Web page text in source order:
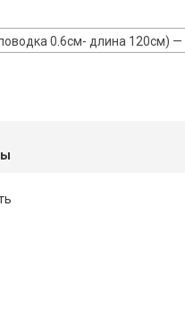
0.6см- длина 120см) —